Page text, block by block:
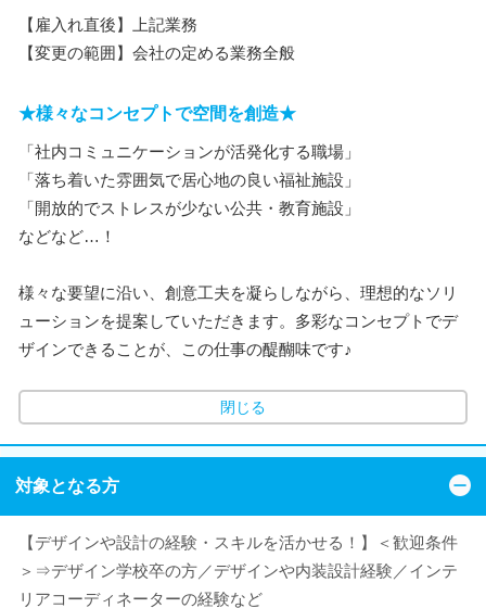
【雇入れ直後】上記業務
【変更の範囲】会社の定める業務全般
★様々なコンセプトで空間を創造★
「社内コミュニケーションが活発化する職場」
「落ち着いた雰囲気で居心地の良い福祉施設」
「開放的でストレスが少ない公共・教育施設」
などなど…！
様々な要望に沿い、創意工夫を凝らしながら、理想的なソリ
ューションを提案していただきます。多彩なコンセプトでデ
ザインできることが、この仕事の醍醐味です♪
閉じる
対象となる方
【デザインや設計の経験・スキルを活かせる！】＜歓迎条件
＞⇒デザイン学校卒の方／デザインや内装設計経験／インテ
リアコーディネーターの経験など